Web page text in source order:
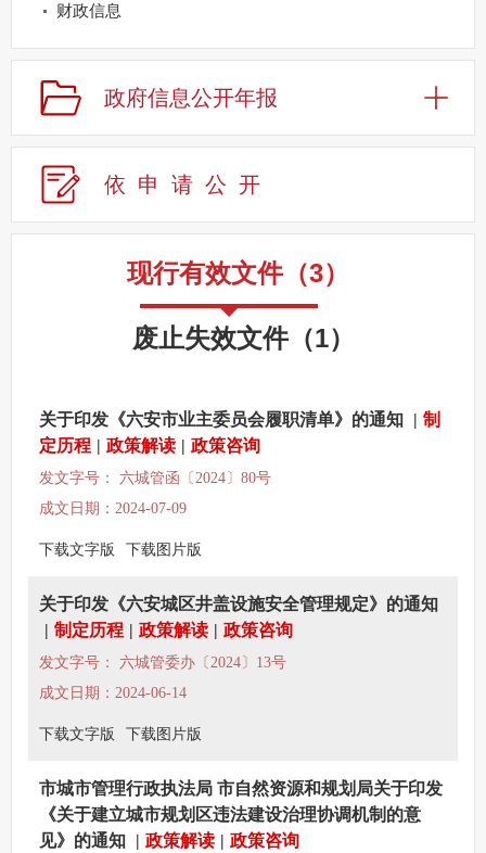
财政信息
重点领域信息公开
规划信息
建议提案办理
公务员及事业单位招录
应急管理
回应关切
其他法定信息
政府信息公开年报
依申请公 开
现行有效文件（3）
废止失效文件（1）
关于印发《六安市业主委员会履职清单》的通知 | 制
定历程 | 政策解读 | 政策咨询
发文字号： 六城管函〔2024〕80号
成文日期：2024-07-09
下载文字版 下载图片版
关于印发《六安城区井盖设施安全管理规定》的通知
| 制定历程 | 政策解读 | 政策咨询
发文字号： 六城管委办〔2024〕13号
成文日期：2024-06-14
下载文字版 下载图片版
市城市管理行政执法局 市自然资源和规划局关于印发
《关于建立城市规划区违法建设治理协调机制的意
见》的通知 | 政策解读 | 政策咨询